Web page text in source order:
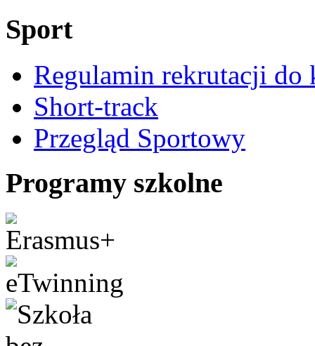
Sport
Regulamin rekrutacji do
Short-track
Przegląd Sportowy
Programy szkolne